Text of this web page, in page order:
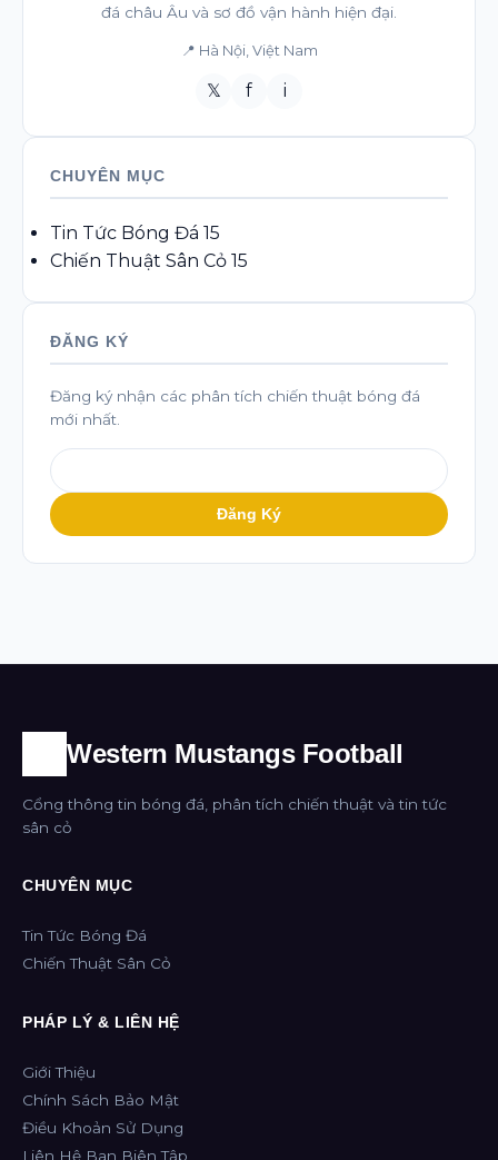
đá châu Âu và sơ đồ vận hành hiện đại.
📍 Hà Nội, Việt Nam
𝕏 f i
CHUYÊN MỤC
Tin Tức Bóng Đá 15
Chiến Thuật Sân Cỏ 15
ĐĂNG KÝ
Đăng ký nhận các phân tích chiến thuật bóng đá
mới nhất.
Đăng Ký
Western Mustangs Football
Cổng thông tin bóng đá, phân tích chiến thuật và tin tức
sân cỏ
CHUYÊN MỤC
Tin Tức Bóng Đá
Chiến Thuật Sân Cỏ
PHÁP LÝ & LIÊN HỆ
Giới Thiệu
Chính Sách Bảo Mật
Điều Khoản Sử Dụng
Liên Hệ Ban Biên Tập